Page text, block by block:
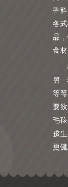
香
各
品
食
另
等
要
毛
孩
更健